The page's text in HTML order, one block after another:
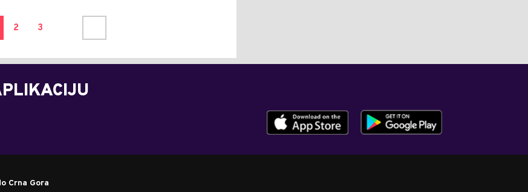
2 3
Crna Gora